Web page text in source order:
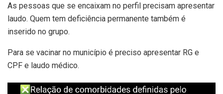
As pessoas que se encaixam no perfil precisam apresentar
laudo. Quem tem deficiência permanente também é
inserido no grupo.
Para se vacinar no município é preciso apresentar RG e
CPF e laudo médico.